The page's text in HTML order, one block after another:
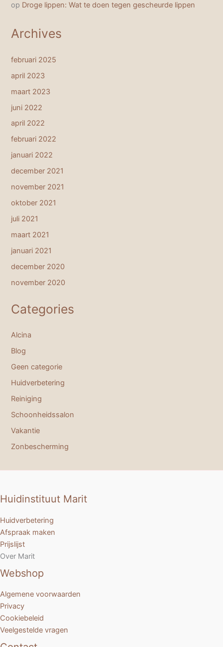
op Droge lippen: Wat te doen tegen gescheurde lippen
Archives
februari 2025
april 2023
maart 2023
juni 2022
april 2022
februari 2022
januari 2022
december 2021
november 2021
oktober 2021
juli 2021
maart 2021
januari 2021
december 2020
november 2020
Categories
Alcina
Blog
Geen categorie
Huidverbetering
Reiniging
Schoonheidssalon
Vakantie
Zonbescherming
Huidinstituut Marit
Huidverbetering
Afspraak maken
Prijslijst
Over Marit
Webshop
Algemene voorwaarden
Privacy
Cookiebeleid
Veelgestelde vragen